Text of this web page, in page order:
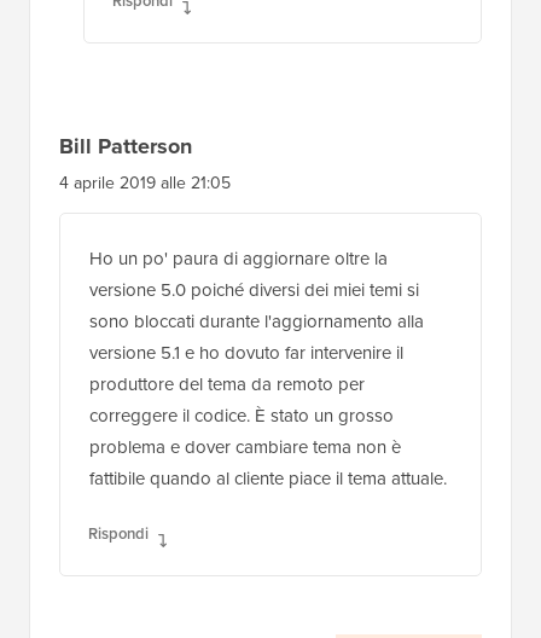
Bill Patterson
4 aprile 2019 alle 21:05
Ho un po' paura di aggiornare oltre la
versione 5.0 poiché diversi dei miei temi si
sono bloccati durante l'aggiornamento alla
versione 5.1 e ho dovuto far intervenire il
produttore del tema da remoto per
correggere il codice. È stato un grosso
problema e dover cambiare tema non è
fattibile quando al cliente piace il tema attuale.
Rispondi